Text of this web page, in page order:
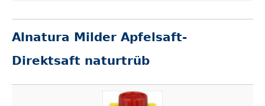
Alnatura Milder Apfelsaft-
Direktsaft naturtrüb